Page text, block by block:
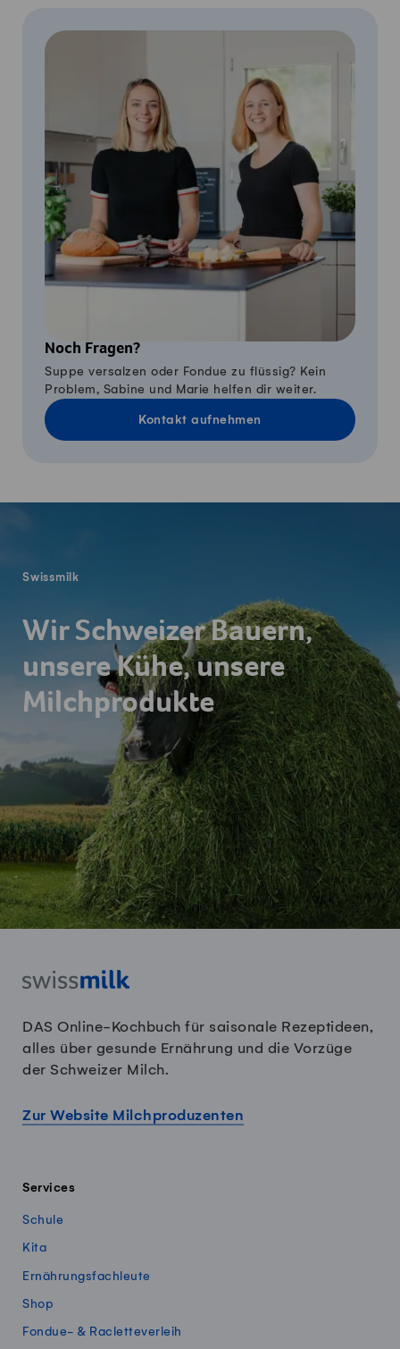
Noch Fragen?
Suppe versalzen oder Fondue zu flüssig? Kein
Problem, Sabine und Marie helfen dir weiter.
Kontakt aufnehmen
Swissmilk
Wir Schweizer Bauern,
unsere Kühe, unsere
Milchprodukte
DAS Online-Kochbuch für saisonale Rezeptideen,
alles über gesunde Ernährung und die Vorzüge
der Schweizer Milch.
Zur Website Milchproduzenten
Services
Schule
Kita
Ernährungsfachleute
Shop
Fondue- & Racletteverleih